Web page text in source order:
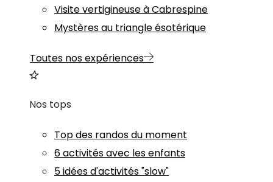
Visite vertigineuse à Cabrespine
Mystères au triangle ésotérique
Toutes nos expériences
Nos tops
Top des randos du moment
6 activités avec les enfants
5 idées d'activités "slow"